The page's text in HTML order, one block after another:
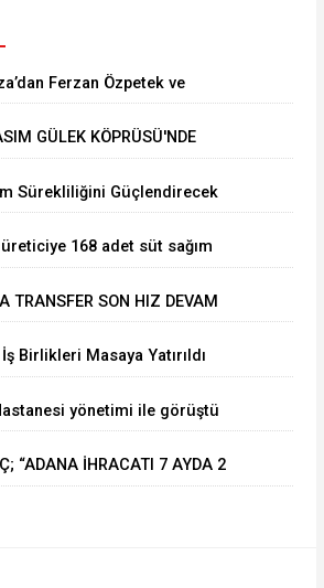
Ferzan Özpetek ve
GÜLEK KÖPRÜSÜ'NDE
Sürekliliğini Güçlendirecek
168 adet süt sağım
TRANSFER SON HIZ DEVAM
Birlikleri Masaya Yatırıldı
yönetimi ile görüştü
“ADANA İHRACATI 7 AYDA 2